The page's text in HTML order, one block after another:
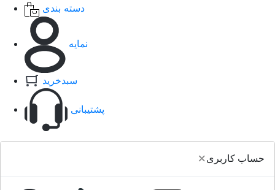
دسته بندی
نمایه
سبدخرید
پشتیبانی
×حساب کاربری